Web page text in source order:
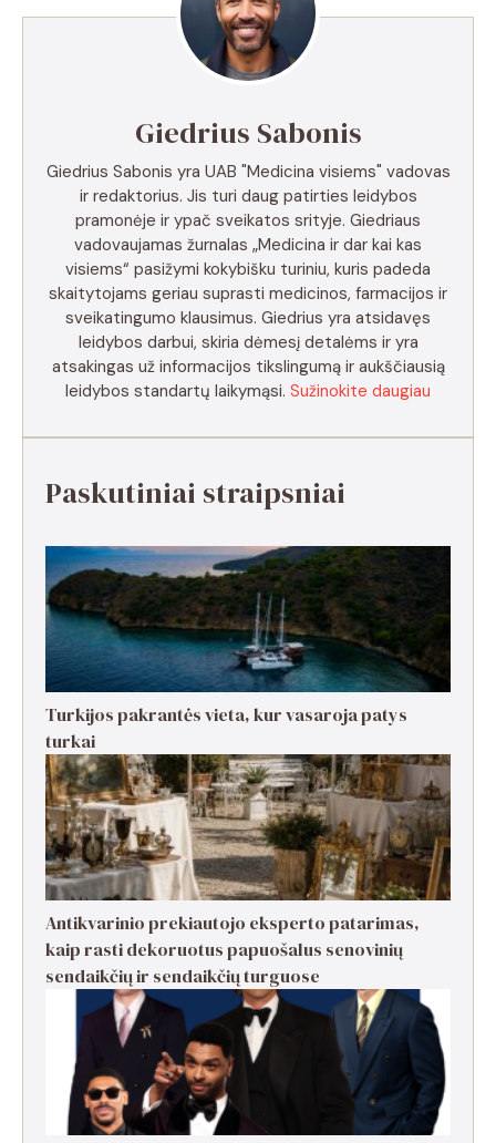
Giedrius Sabonis
Giedrius Sabonis yra UAB "Medicina visiems" vadovas
ir redaktorius. Jis turi daug patirties leidybos
pramonėje ir ypač sveikatos srityje. Giedriaus
vadovaujamas žurnalas „Medicina ir dar kai kas
visiems“ pasižymi kokybišku turiniu, kuris padeda
skaitytojams geriau suprasti medicinos, farmacijos ir
sveikatingumo klausimus. Giedrius yra atsidavęs
leidybos darbui, skiria dėmesį detalėms ir yra
atsakingas už informacijos tikslingumą ir aukščiausią
leidybos standartų laikymąsi. Sužinokite daugiau
Paskutiniai straipsniai
Turkijos pakrantės vieta, kur vasaroja patys
turkai
Antikvarinio prekiautojo eksperto patarimas,
kaip rasti dekoruotus papuošalus senovinių
sendaikčių ir sendaikčių turguose